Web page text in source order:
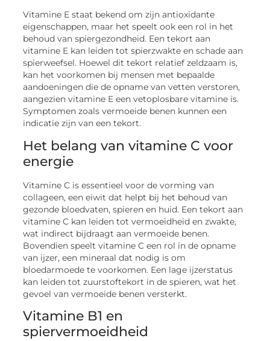
Vitamine E staat bekend om zijn antioxidante
eigenschappen, maar het speelt ook een rol in het
behoud van spiergezondheid. Een tekort aan
vitamine E kan leiden tot spierzwakte en schade aan
spierweefsel. Hoewel dit tekort relatief zeldzaam is,
kan het voorkomen bij mensen met bepaalde
aandoeningen die de opname van vetten verstoren,
aangezien vitamine E een vetoplosbare vitamine is.
Symptomen zoals vermoeide benen kunnen een
indicatie zijn van een tekort.
Het belang van vitamine C voor
energie
Vitamine C is essentieel voor de vorming van
collageen, een eiwit dat helpt bij het behoud van
gezonde bloedvaten, spieren en huid. Een tekort aan
vitamine C kan leiden tot vermoeidheid en zwakte,
wat indirect bijdraagt aan vermoeide benen.
Bovendien speelt vitamine C een rol in de opname
van ijzer, een mineraal dat nodig is om
bloedarmoede te voorkomen. Een lage ijzerstatus
kan leiden tot zuurstoftekort in de spieren, wat het
gevoel van vermoeide benen versterkt.
Vitamine B1 en
spiervermoeidheid